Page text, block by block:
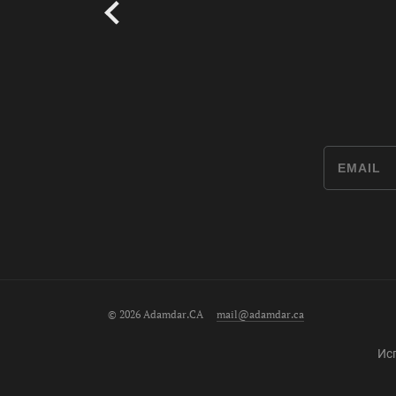
© 2026 Adamdar.CA mail@adamdar.ca